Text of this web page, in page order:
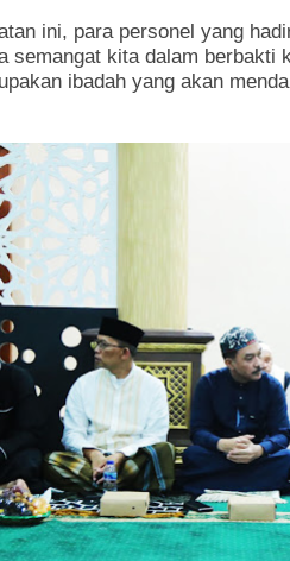
ini, para personel yang
semangat kita dalam berbakti
ibadah yang akan